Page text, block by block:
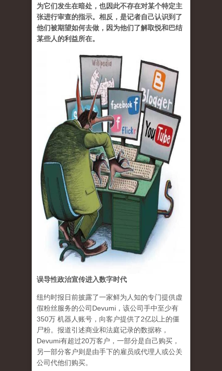
为它们发生在暗处，也因此不存在对某个特定主
张进行审查的指示。相反，是记者自己认识到了
他们被期望如何去做，因为他们了解取悦和巴结
某些人的利益所在。
误导性政治宣传进入数字时代
纽约时报日前披露了一家鲜为人知的专门提供虚
假粉丝服务的公司Devumi，该公司手中至少有
350万 机器人账号，向客户提供了2亿以上的僵
尸粉。报道引述商业和法庭记录的数据称，
Devumi有超过20万客户，一部分是自己购买，
另一部分客户则是由手下的雇员或代理人或公关
公司代他们购买。